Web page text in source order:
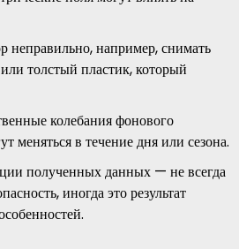
неправильно, например, снимать
толстый пластик, который
колебания фонового
меняться в течение дня или сезона.
полученных данных — не всегда
иногда это результат